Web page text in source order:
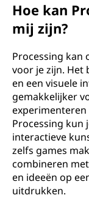
Hoe kan
mij zijn?
Processing kan
voor je zijn. Het
en een visuele
gemakkelijker
Processing kun
interactieve
zelfs games
combineren
en ideeën op
uitdrukken.